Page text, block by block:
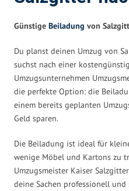
Günstige Beiladung von
Du planst deinen Umzug von
suchst nach einer
Umzugsunternehmen
die perfekte Option: die
einem bereits geplanten
Geld sparen.
Die Beiladung ist ideal für
wenige Möbel und Kartons zu
Umzugsmeister Kaiser
deine Sachen professionell